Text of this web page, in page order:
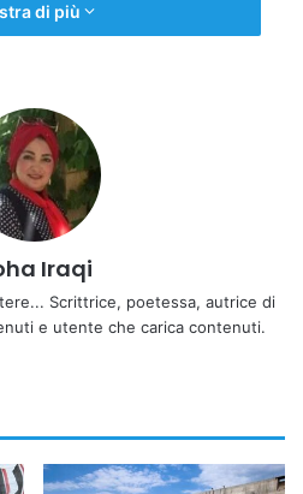
bizantina.
di più
Iraqi
Scrittrice, poetessa, autrice di
e utente che carica contenuti.